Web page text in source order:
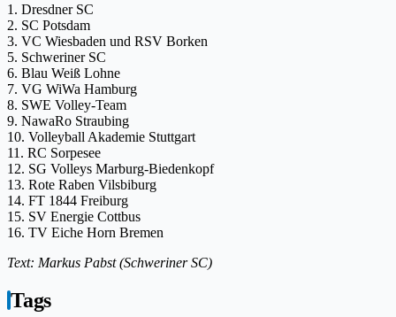
1. Dresdner SC
2. SC Potsdam
3. VC Wiesbaden und RSV Borken
5. Schweriner SC
6. Blau Weiß Lohne
7. VG WiWa Hamburg
8. SWE Volley-Team
9. NawaRo Straubing
10. Volleyball Akademie Stuttgart
11. RC Sorpesee
12. SG Volleys Marburg-Biedenkopf
13. Rote Raben Vilsbiburg
14. FT 1844 Freiburg
15. SV Energie Cottbus
16. TV Eiche Horn Bremen
Text: Markus Pabst (Schweriner SC)
Tags